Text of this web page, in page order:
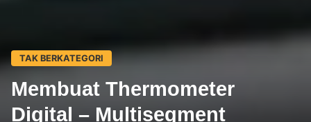
TAK BERKATEGORI
Membuat Thermometer
Digital – Multisegment